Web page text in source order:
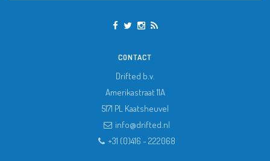
CONTACT
Drifted b.v.
Amerikastraat 11A
5171 PL Kaatsheuvel
info@drifted.nl
+31 (0)416 - 222068